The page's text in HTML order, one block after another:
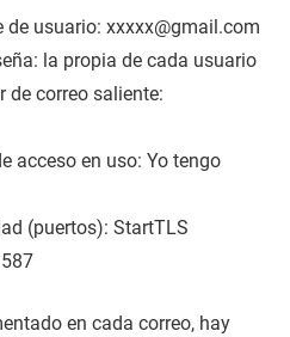
xxxxx@gmail.com
de cada usuario
saliente:
en uso: Yo tengo
StartTLS
en cada correo, hay